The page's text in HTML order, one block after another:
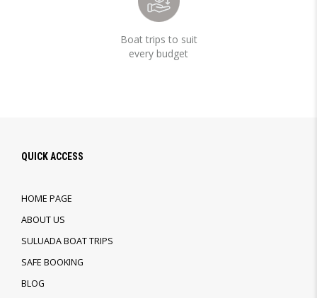
Boat trips to suit
every budget
QUICK ACCESS
HOME PAGE
ABOUT US
SULUADA BOAT TRIPS
SAFE BOOKING
BLOG